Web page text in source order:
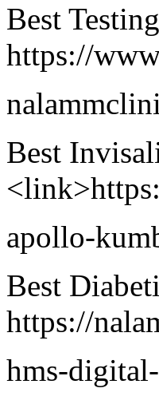
Best
https://
Best
apollo-
Best
https://
hms-